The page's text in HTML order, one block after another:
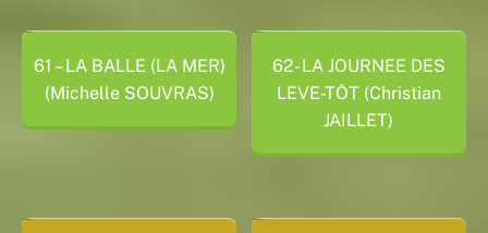
61 – LA BALLE (LA MER)
(Michelle SOUVRAS)
62- LA JOURNEE DES
LEVE-TÔT (Christian
JAILLET)